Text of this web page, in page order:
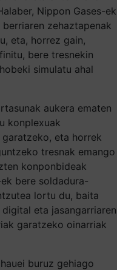
Nippon Gases-ek
zehaztapenak
eta, horrez gain,
bere tresnekin
simulatu ahal
aukera ematen
konplexuak
eta horrek
tresnak emango
konponbideak
bere soldadura-
lortu du, baita
eta jasangarriaren
garatzeko oinarriak
buruz gehiago